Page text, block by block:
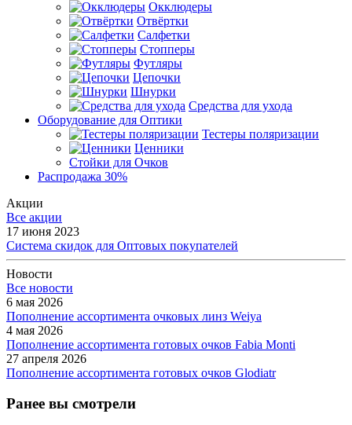
Окклюдеры
Отвёртки
Салфетки
Стопперы
Футляры
Цепочки
Шнурки
Средства для ухода
Оборудование для Оптики
Тестеры поляризации
Ценники
Стойки для Очков
Распродажа 30%
Акции
Все акции
17 июня 2023
Система скидок для Оптовых покупателей
Новости
Все новости
6 мая 2026
Пополнение ассортимента очковых линз Weiya
4 мая 2026
Пополнение ассортимента готовых очков Fabia Monti
27 апреля 2026
Пополнение ассортимента готовых очков Glodiatr
Ранее вы смотрели